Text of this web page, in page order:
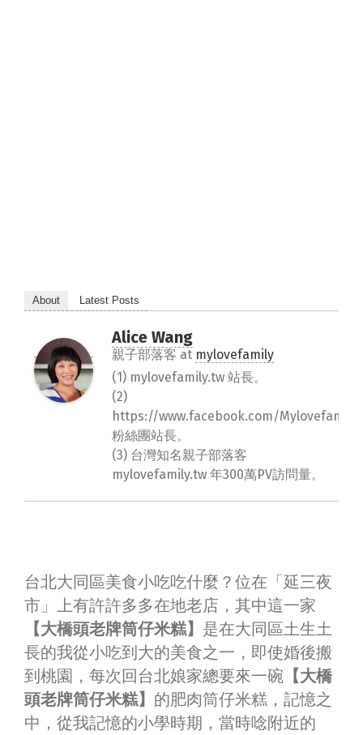
About Latest Posts
Alice Wang
親子部落客 at mylovefamily
(1) mylovefamily.tw 站長。
(2)
https://www.facebook.com/
粉絲團站長。
(3) 台灣知名親子部落客
mylovefamily.tw 年300萬PV訪問量。
台北大同區美食小吃吃什麼？位在「延三夜
市」上有許許多多在地老店，其中這一家
【大橋頭老牌筒仔米糕】 是在大同區土生土
長的我從小吃到大的美食之一，即使婚後搬
到桃園，每次回台北娘家總要來一碗 【大橋
頭老牌筒仔米糕】 的肥肉筒仔米糕，記憶之
中，從我記憶的小學時期，當時唸附近的